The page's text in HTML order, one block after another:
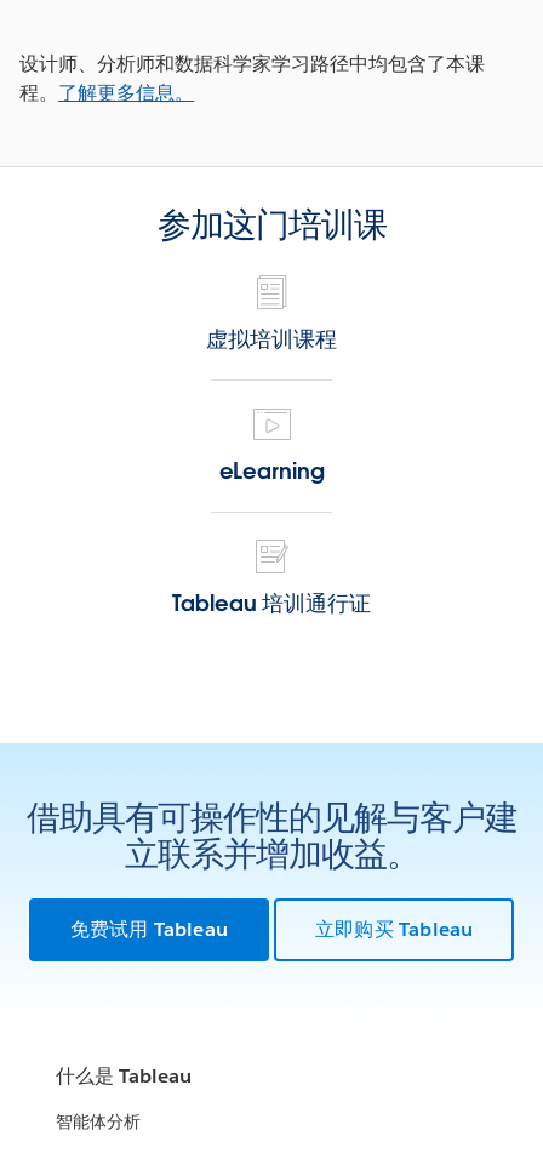
设计师、分析师和数据科学家学习路径中均包含了本课
程。 了解更多信息。
参加这门培训课
虚拟培训课程
eLearning
Tableau 培训通行证
借助具有可操作性的见解与客户建
立联系并增加收益。
免费试用 Tableau 立即购买 Tableau
什么是 Tableau
智能体分析